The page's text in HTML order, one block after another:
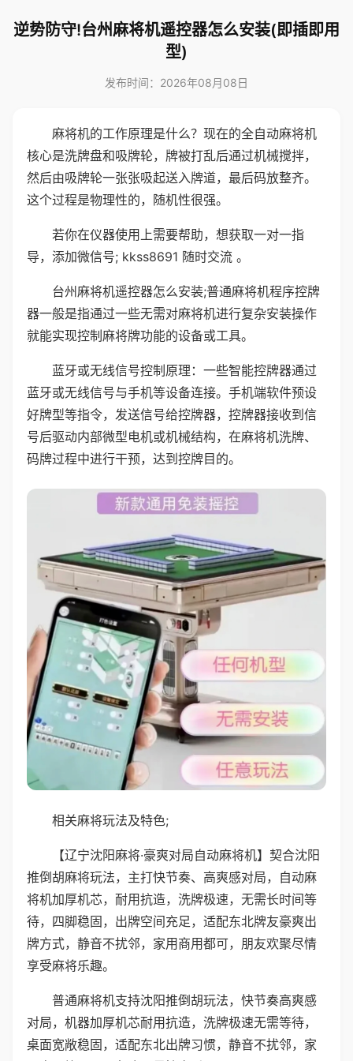
逆势防守!台州麻将机遥控器怎么安装(即插即用
型)
发布时间：2026年08月08日
麻将机的工作原理是什么？现在的全自动麻将机
核心是洗牌盘和吸牌轮，牌被打乱后通过机械搅拌，
然后由吸牌轮一张张吸起送入牌道，最后码放整齐。
这个过程是物理性的，随机性很强。
若你在仪器使用上需要帮助，想获取一对一指
导，添加微信号; kkss8691 随时交流 。
台州麻将机遥控器怎么安装;普通麻将机程序控牌
器一般是指通过一些无需对麻将机进行复杂安装操作
就能实现控制麻将牌功能的设备或工具。
蓝牙或无线信号控制原理：一些智能控牌器通过
蓝牙或无线信号与手机等设备连接。手机端软件预设
好牌型等指令，发送信号给控牌器，控牌器接收到信
号后驱动内部微型电机或机械结构，在麻将机洗牌、
码牌过程中进行干预，达到控牌目的。
相关麻将玩法及特色;
【辽宁沈阳麻将·豪爽对局自动麻将机】契合沈阳
推倒胡麻将玩法，主打快节奏、高爽感对局，自动麻
将机加厚机芯，耐用抗造，洗牌极速，无需长时间等
待，四脚稳固，出牌空间充足，适配东北牌友豪爽出
牌方式，静音不扰邻，家用商用都可，朋友欢聚尽情
享受麻将乐趣。
普通麻将机支持沈阳推倒胡玩法，快节奏高爽感
对局，机器加厚机芯耐用抗造，洗牌极速无需等待，
桌面宽敞稳固，适配东北出牌习惯，静音不扰邻，家